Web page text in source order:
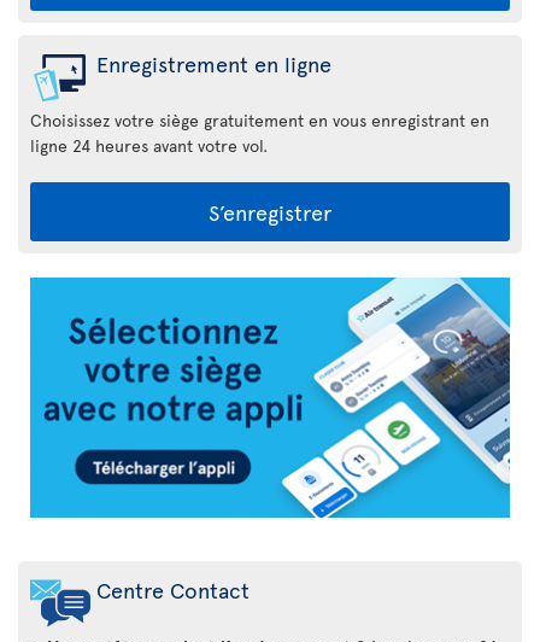
Enregistrement en ligne
Choisissez votre siège gratuitement en vous enregistrant en
ligne 24 heures avant votre vol.
S’enregistrer
Transat
Centre Contact